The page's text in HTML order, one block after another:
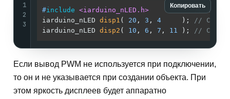
Копировать
1
2
3
#include <iarduino_nLED.h>
//
iarduino_nLED disp1 ( 20 , 3 , 4
     )
;
//
iarduino_nLED disp2 ( 10 , 6 , 7 , 11 ) ; //
Если вывод PWM не используется при подключении,
то он и не указывается при создании объекта. При
этом яркость дисплеев будет аппаратно